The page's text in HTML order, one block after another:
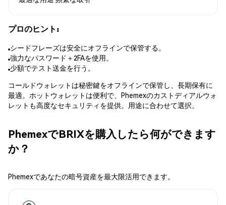
プロのヒント:
シードフレーズは安全にオフラインで保管する。
強力なパスワード＋2FAを使用。
少額でテスト送金を行う。
コールドウォレットは秘密鍵をオフラインで保管し、長期保有に
最適。ホットウォレットは便利で、Phemexのカストディアルウォ
レットも高度なセキュリティを提供。用途に合わせて選択。
PhemexでBRIXを購入したら何ができます
か？
Phemexであなたの暗号資産を最大限活用できます。